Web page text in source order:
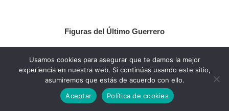
Figuras del Último Guerrero
Usamos cookies para asegurar que te damos la mejor
experiencia en nuestra web. Si continúas usando este sitio,
asumiremos que estás de acuerdo con ello.
Aceptar
Política de cookies